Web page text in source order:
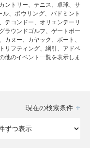
ントリー、テニス、卓球、サ
、ボウリング、バドミント
テコンドー、オリエンテーリ
ラウンドゴルフ、ゲートボー
ヌー、カヤック、ボート、
リフティング、綱引、アドベ
他のイベント一覧を表示しま
現在の検索条件